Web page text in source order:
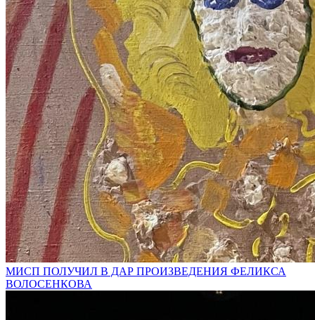
МИСП ПОЛУЧИЛ В ДАР ПРОИЗВЕДЕНИЯ ФЕЛИКСА
ВОЛОСЕНКОВА